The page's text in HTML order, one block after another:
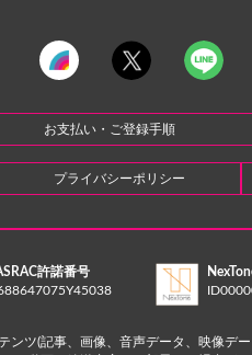
お支払い・ご登録手順
プライバシーポリシー
許諾番号
ンツ(記事、画像、音声データ、映像デー